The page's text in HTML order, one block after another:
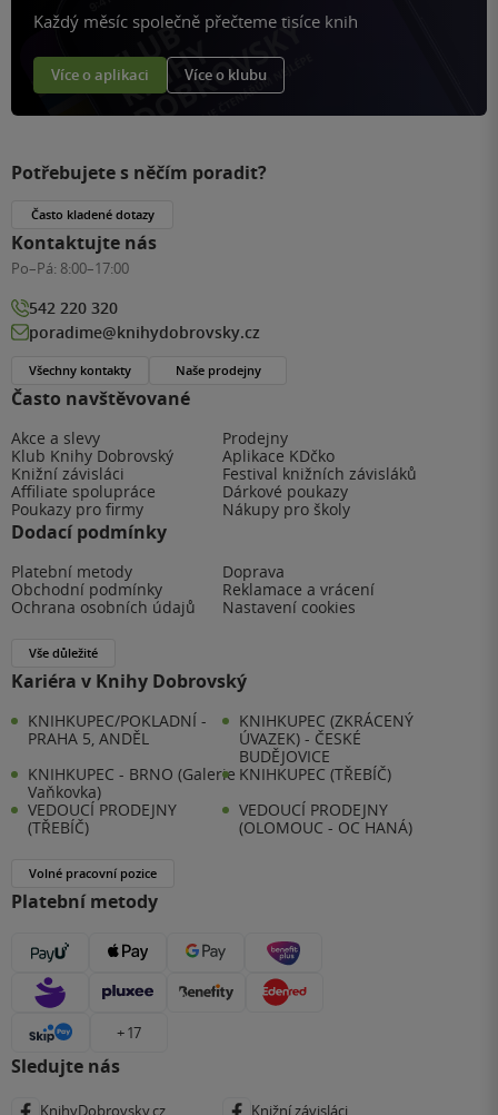
Každý měsíc společně přečteme tisíce knih
Více o aplikaci Více o klubu
Často navštěvované
Akce a slevy
Prodejny
Klub Knihy Dobrovský
Aplikace KDčko
Knižní závisláci
Festival knižních závisláků
Affiliate spolupráce
Dárkové poukazy
Poukazy pro firmy
Nákupy pro školy
Dodací podmínky
Platební metody
Doprava
Obchodní podmínky
Reklamace a vrácení
Ochrana osobních údajů
Nastavení cookies
Vše důležité
Kariéra v Knihy Dobrovský
KNIHKUPEC/POKLADNÍ -
PRAHA 5, ANDĚL
KNIHKUPEC (ZKRÁCENÝ
ÚVAZEK) - ČESKÉ
BUDĚJOVICE
KNIHKUPEC - BRNO (Galerie
Vaňkovka)
KNIHKUPEC (TŘEBÍČ)
VEDOUCÍ PRODEJNY
(TŘEBÍČ)
VEDOUCÍ PRODEJNY
(OLOMOUC - OC HANÁ)
Volné pracovní pozice
Platební metody
+ 17
Sledujte nás
KnihyDobrovsky.cz Knižní závisláci
Potřebujete s něčím poradit?
Často kladené dotazy
Kontaktujte nás
Po–Pá: 8:00–17:00
542 220 320
poradime@knihydobrovsky.cz
Všechny kontakty Naše prodejny